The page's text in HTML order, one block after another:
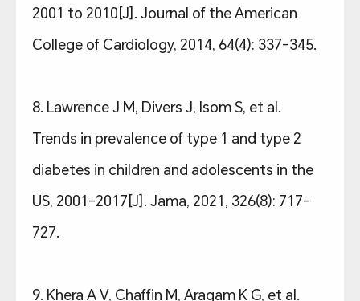
2001 to 2010[J]. Journal of the American
College of Cardiology, 2014, 64(4): 337-345.
8. Lawrence J M, Divers J, Isom S, et al.
Trends in prevalence of type 1 and type 2
diabetes in children and adolescents in the
US, 2001-2017[J]. Jama, 2021, 326(8): 717-
727.
9. Khera A V, Chaffin M, Aragam K G, et al.